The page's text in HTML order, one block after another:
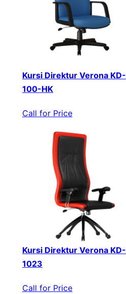
Kursi Direktur Verona KD-
100-HK
Call for Price
Kursi Direktur Verona KD-
1023
Call for Price